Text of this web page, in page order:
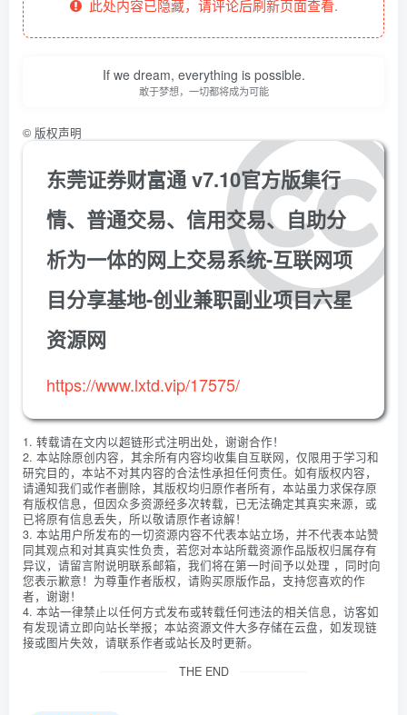
此处内容已隐藏，请评论后刷新页面查看.
If we dream, everything is possible.
敢于梦想，一切都将成为可能
© 版权声明
东莞证券财富通 v7.10官方版集行
情、普通交易、信用交易、自助分
析为一体的网上交易系统-互联网项
目分享基地-创业兼职副业项目六星
资源网
https://www.lxtd.vip/17575/
1. 转载请在文内以超链形式注明出处，谢谢合作！
2. 本站除原创内容，其余所有内容均收集自互联网，仅限用于学习和
研究目的，本站不对其内容的合法性承担任何责任。如有版权内容，
请通知我们或作者删除，其版权均归原作者所有，本站虽力求保存原
有版权信息，但因众多资源经多次转载，已无法确定其真实来源，或
已将原有信息丢失，所以敬请原作者谅解！
3. 本站用户所发布的一切资源内容不代表本站立场，并不代表本站赞
同其观点和对其真实性负责，若您对本站所载资源作品版权归属存有
异议，请留言附说明联系邮箱，我们将在第一时间予以处理 ，同时向
您表示歉意！为尊重作者版权，请购买原版作品，支持您喜欢的作
者，谢谢！
4. 本站一律禁止以任何方式发布或转载任何违法的相关信息，访客如
有发现请立即向站长举报；本站资源文件大多存储在云盘，如发现链
接或图片失效，请联系作者或站长及时更新。
THE END